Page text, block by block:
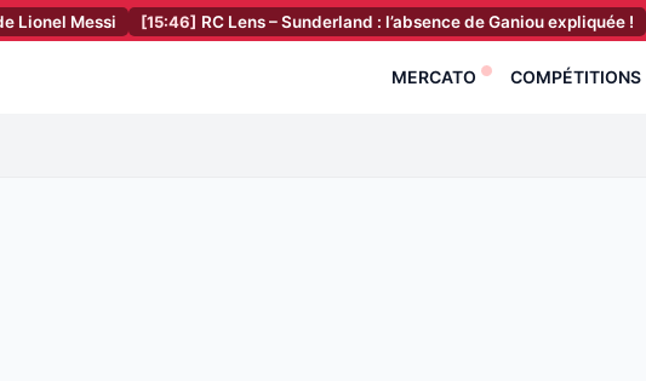
Messi [15:46] RC Lens – Sunderland : l’absence de Ganiou expliquée ! [15:31]
MERCATO COMPÉTITIONS